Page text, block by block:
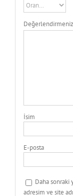
Değerlendirmeniz
İsim
E-posta
Daha sonraki
adresim ve site